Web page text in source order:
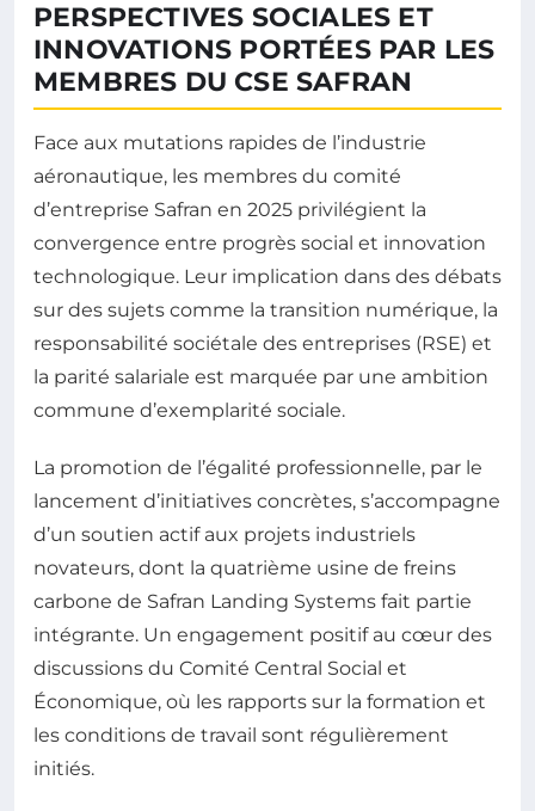
PERSPECTIVES SOCIALES ET
INNOVATIONS PORTÉES PAR LES
MEMBRES DU CSE SAFRAN
Face aux mutations rapides de l’industrie
aéronautique, les membres du comité
d’entreprise Safran en 2025 privilégient la
convergence entre progrès social et innovation
technologique. Leur implication dans des débats
sur des sujets comme la transition numérique, la
responsabilité sociétale des entreprises (RSE) et
la parité salariale est marquée par une ambition
commune d’exemplarité sociale.
La promotion de l’égalité professionnelle, par le
lancement d’initiatives concrètes, s’accompagne
d’un soutien actif aux projets industriels
novateurs, dont la quatrième usine de freins
carbone de Safran Landing Systems fait partie
intégrante. Un engagement positif au cœur des
discussions du Comité Central Social et
Économique, où les rapports sur la formation et
les conditions de travail sont régulièrement
initiés.